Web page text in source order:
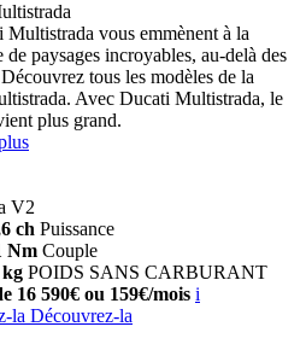
Multistrada vous emmènent à la
de paysages incroyables, au-delà des
tous les modèles de la
Avec Ducati Multistrada, le
plus grand.
V2
ch Puissance
Nm Couple
kg POIDS SANS CARBURANT
16 590€ ou 159€/mois i
la Découvrez-la